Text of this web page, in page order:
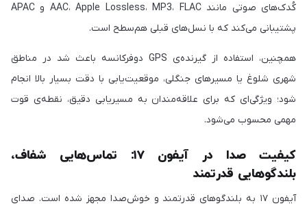
کُدک‌های صوتی مانند AAC، Apple Lossless، MP3، FLAC و APAC
پشتیبانی می‌کند که با نسل‌های قبلی هم‌سطح است.
همچنین، استفاده از گیرنده‌ی GPS دوفرکانسه باعث شد در مناطق
شهری شلوغ یا مسیرهای جنگلی، موقعیت‌یابی با دقت بسیار بالا انجام
شود؛ ویژگی‌ای که برای علاقه‌مندان به مسیریابی دقیق، نقطه‌ی قوت
مهمی محسوب می‌شود.
کیفیت صدا در آیفون ۱۷: تماس‌هایی شفاف،
بلندگوهایی قدرتمند
آیفون ۱۷ به بلندگوهای قدرتمند و خوش‌صدا مجهز شده است. صدای